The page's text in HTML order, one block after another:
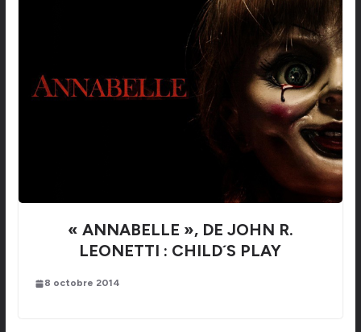
« ANNABELLE », DE JOHN R.
LEONETTI : CHILD´S PLAY
8 octobre 2014